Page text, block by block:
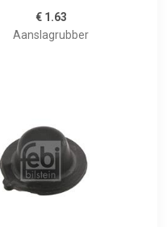
€ 1.63
Aanslagrubber